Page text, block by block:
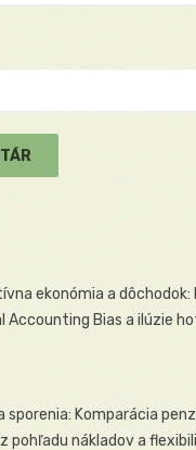
ekonómia a dôchodok:
Accounting Bias a ilúzie
sporenia: Komparácia
z pohľadu nákladov a